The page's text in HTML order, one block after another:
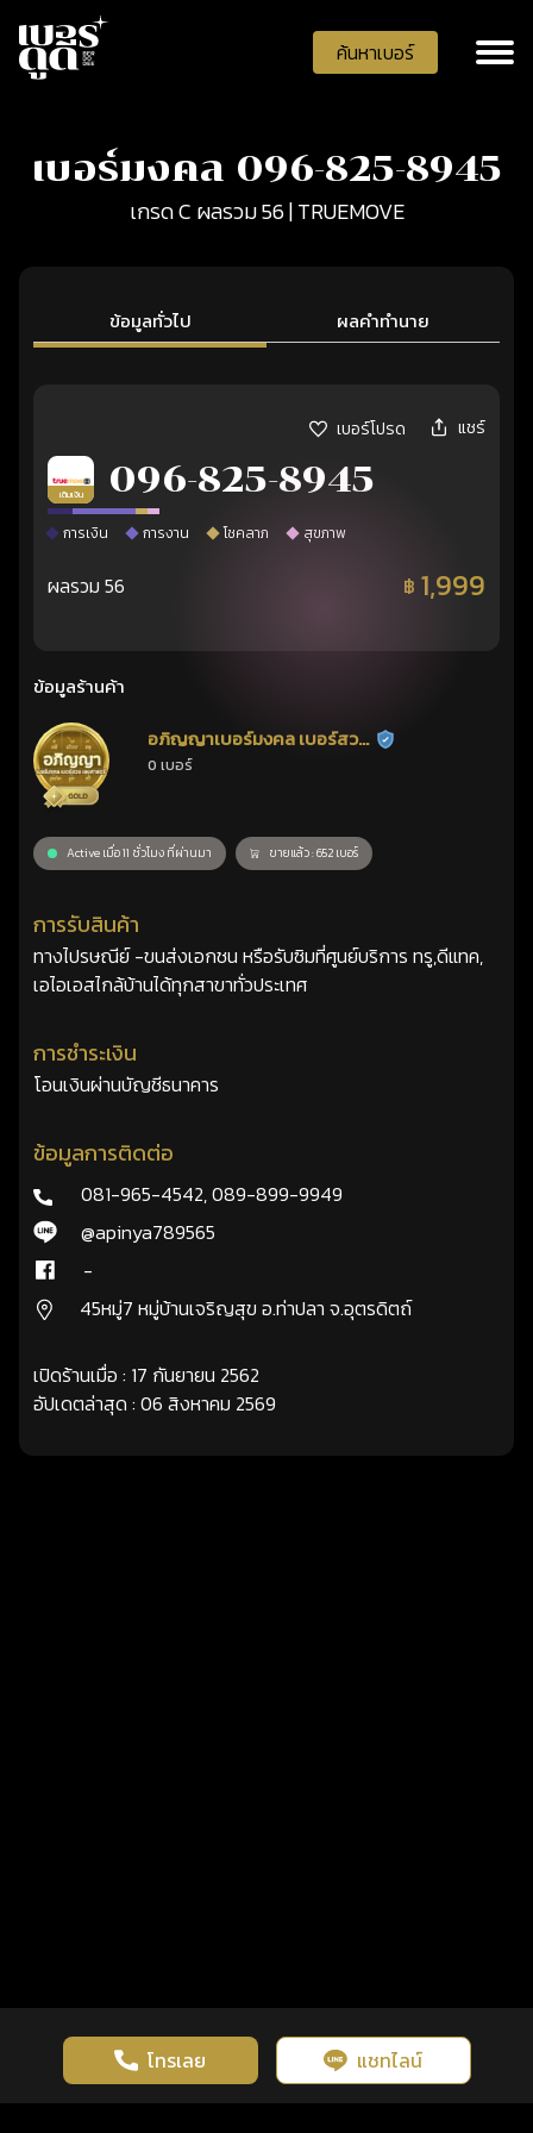
ค้นหาเบอร์
เบอร์มงคล 096-825-8945
เกรด C ผลรวม 56 | TRUEMOVE
ข้อมูลทั่วไป ผลคำทำนาย
เบอร์โปรด แชร์
เติมเงิน 096-825-8945
การเงิน การงาน โชคลาภ สุขภาพ
ผลรวม 56 ฿ 1,999
ข้อมูลร้านค้า
อภิญญาเบอร์มงคล เบอร์สวย
เลขศาสตร์
ร้านยืนยันแล้ว
0 เบอร์
Active เมื่อ 11 ชั่วโมง ที่ผ่านมา ขายแล้ว : 652 เบอร์
การรับสินค้า
ทางไปรษณีย์ -ขนส่งเอกชน หรือรับซิมที่ศูนย์บริการ ทรู,ดีแทค,
เอไอเอสไกล้บ้านได้ทุกสาขาทั่วประเทศ
การชำระเงิน
โอนเงินผ่านบัญชีธนาคาร
ข้อมูลการติดต่อ
081-965-4542,089-899-9949
@apinya789565
-
45หมู่7 หมู่บ้านเจริญสุข อ.ท่าปลา จ.อุตรดิตถ์
เปิดร้านเมื่อ : 17 กันยายน 2562
อัปเดตล่าสุด : 06 สิงหาคม 2569
โทรเลย แชทไลน์
รู้ก่อน พร้อมกว่า ทุกจังหวะชีวิต คลิกดูดวงฟรี